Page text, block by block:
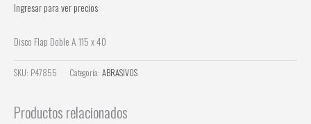
Ingresar para ver precios
Disco Flap Doble A 115 x 40
SKU: P47855 Categoría: ABRASIVOS
Productos relacionados